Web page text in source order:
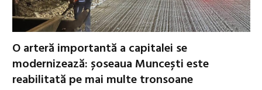
O arteră importantă a capitalei se
modernizează: șoseaua Muncești este
reabilitată pe mai multe tronsoane